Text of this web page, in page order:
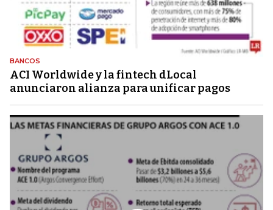
BANCOS
ACI Worldwide y la fintech dLocal
anunciaron alianza para unificar pagos